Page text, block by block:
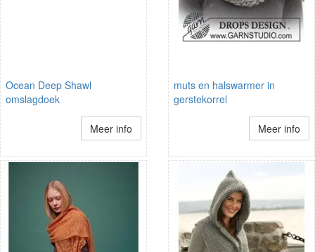
Ocean Deep Shawl
omslagdoek
Meer info
muts en halswarmer in
gerstekorrel
Meer info